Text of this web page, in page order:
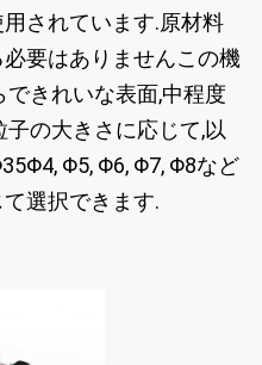
されています.原材料
要はありませんこの機
きれいな表面,中程度
の大きさに応じて,以
Φ5, Φ6, Φ7, Φ8など
選択できます.